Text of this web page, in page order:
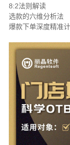
8:2法则解读
选款的六维分析法
爆款下单深度精准